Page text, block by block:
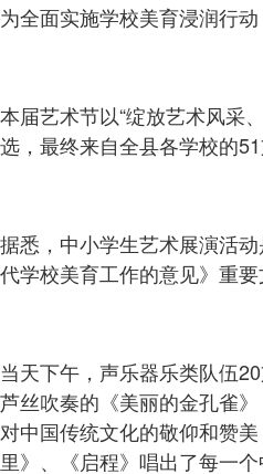
为全面实施学校美育浸润行
本届艺术节以“绽放艺术风采
选，最终来自全县各学校的
据悉，中小学生艺术展演活
代学校美育工作的意见》重要
当天下午，声乐器乐类队伍
芦丝吹奏的《美丽的金孔雀
对中国传统文化的敬仰和赞
里》、《启程》唱出了每一